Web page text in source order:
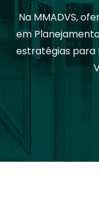
Na MMADVS,
em
estratégias para